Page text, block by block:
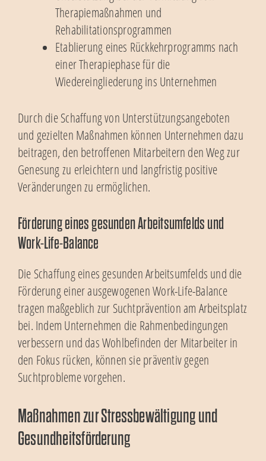
Therapiemaßnahmen und
Rehabilitationsprogrammen
Etablierung eines Rückkehrprogramms nach
einer Therapiephase für die
Wiedereingliederung ins Unternehmen
Durch die Schaffung von Unterstützungsangeboten
und gezielten Maßnahmen können Unternehmen dazu
beitragen, den betroffenen Mitarbeitern den Weg zur
Genesung zu erleichtern und langfristig positive
Veränderungen zu ermöglichen.
Förderung eines gesunden Arbeitsumfelds und
Work-Life-Balance
Die Schaffung eines gesunden Arbeitsumfelds und die
Förderung einer ausgewogenen Work-Life-Balance
tragen maßgeblich zur Suchtprävention am Arbeitsplatz
bei. Indem Unternehmen die Rahmenbedingungen
verbessern und das Wohlbefinden der Mitarbeiter in
den Fokus rücken, können sie präventiv gegen
Suchtprobleme vorgehen.
Maßnahmen zur Stressbewältigung und
Gesundheitsförderung